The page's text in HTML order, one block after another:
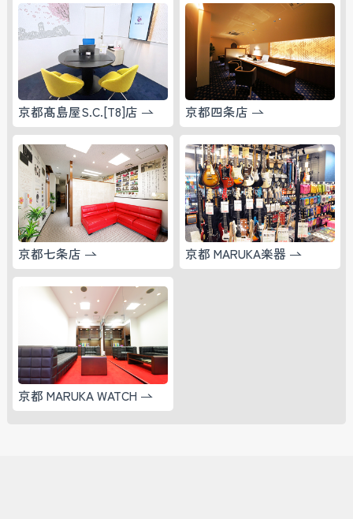
京都髙島屋S.C.[T8]店 京都四条店
京都七条店 京都 MARUKA楽器
京都 MARUKA WATCH